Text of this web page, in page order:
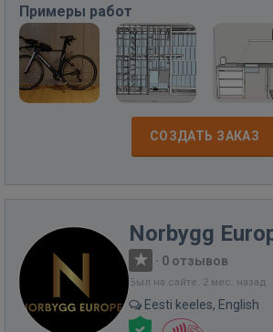
Примеры работ
СОЗДАТЬ ЗАКАЗ
Norbygg
· 0 отзывов
Был на сайте: 2 мес. назад
Eesti keeles, English